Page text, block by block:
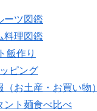
ーツ図鑑
料理図鑑
飯作り
ピング
（お土産・お買い物）
ント麺食べ比べ